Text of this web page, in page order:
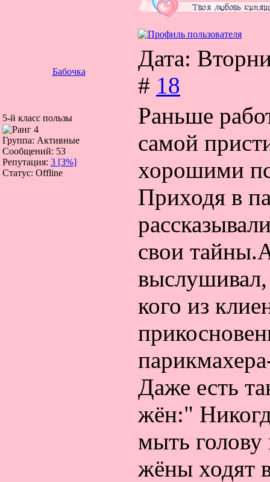
которой
главное-это
ничего не
старалась.
Бабочка
Дата:
# 18
5-й класс пользы
Группа: Активные
Сообщений: 53
Репутация: 3 [3%]
Статус: Offline
Раньше
самой
хорошими
Приходя в
свои
кого из
Даже есть
жён:"
мыть
жёны ходят